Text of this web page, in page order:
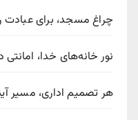
چراغ مسجد، برای
نور خانه‌های خدا،
هر تصمیم اداری، مسیر